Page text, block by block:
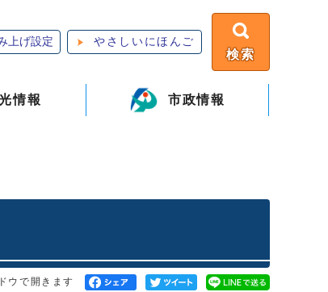
上げ設定 やさしいにほんご
検索
情報 市政情報
ウで開きます